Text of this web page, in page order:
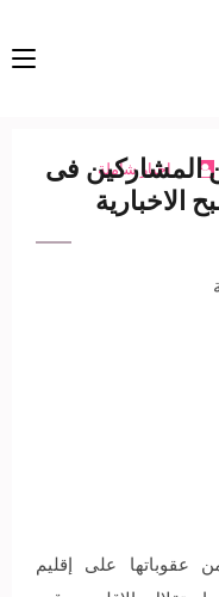
اخبار شاملة
المشاركين فى
الاخبارية
عقوباتها على إقليم